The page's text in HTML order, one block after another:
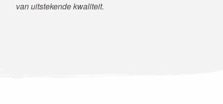
van uitstekende kwaliteit.